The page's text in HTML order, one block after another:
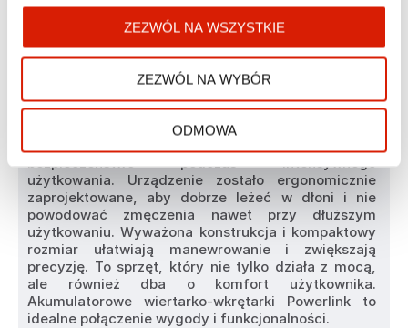
ZEZWÓL NA WSZYSTKIE
ZEZWÓL NA WYBÓR
ODMOWA
KOMFORT UŻYTKOWANIA NA
NAJWYŻSZYM POZIOMIE
W zestawie z wkrętarką znajduje się dodatkowa
użytkowania. Urządzenie zostało ergonomicznie
zaprojektowane, aby dobrze leżeć w dłoni i nie
powodować zmęczenia nawet przy dłuższym
użytkowaniu. Wyważona konstrukcja i kompaktowy
rozmiar ułatwiają manewrowanie i zwiększają
precyzję. To sprzęt, który nie tylko działa z mocą,
ale również dba o komfort użytkownika.
Akumulatorowe wiertarko-wkrętarki Powerlink to
idealne połączenie wygody i funkcjonalności.